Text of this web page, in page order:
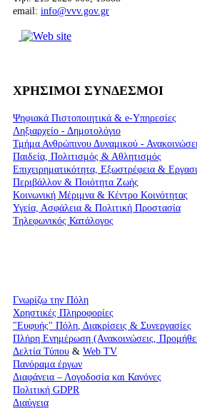
email: info@vvv.gov.gr
ΧΡΗΣΙΜΟΙ ΣΥΝΔΕΣΜΟΙ
Ψηφιακά Πιστοποιητικά & e-Υπηρεσίες
Ληξιαρχείο - Δημοτολόγιο
Τμήμα Ανθρώπινου Δυναμικού -
Παιδεία, Πολιτισμός & Αθλητισμός
Επιχειρηματικότητα, Εξωστρέφεια &
Περιβάλλον & Ποιότητα Ζωής
Kοινωνική Μέριμνα & Κέντρο Κοινότητας
Υγεία, Ασφάλεια & Πολιτική Προστασία
Τηλεφωνικός Κατάλογος
Γνωρίζω την Πόλη
Χρηστικές Πληροφορίες
"Ευφυής" Πόλη, Διακρίσεις & Συνεργασίες
Πλήρη Ενημέρωση (Ανακοινώσεις,
Δελτία Τύπου & Web TV
Πανόραμα έργων
Διαφάνεια – Λογοδοσία και Κανόνες
Πολιτική GDPR
Διαύγεια